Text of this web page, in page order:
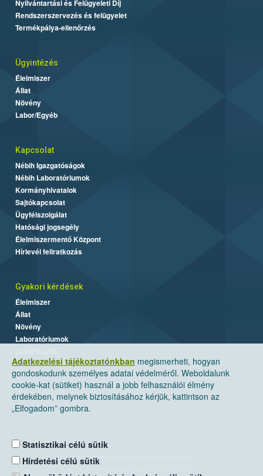
Adatkezelési tájékoztatónkban megismerheti, hogyan
gondoskodunk személyes adatai védelméről. Weboldalunk
cookie-kat (sütiket) használ a jobb felhasználói élmény
érdekében, melynek biztosításához kérjük, kattintson az
„Elfogadom” gombra.
Statisztikai célú sütik
Hirdetési célú sütik
Nyilvántartási és Felügyeleti Díj
Rendszerszervezés és felügyelet
Termékpálya-ellenőrzés
Ügyintézés
Élelmiszer
Állat
Növény
Labor/Egyéb
Kapcsolat
Nébih Igazgatóságok
Nébih Laboratóriumok
Kormányhivatalok
Sajtókapcsolat
Ügyfélszolgálat
Hatósági jogsegély
Élelmiszermentő Központ
Hírlevél feliratkozás
Gyakori kérdések
Élelmiszer
Állat
Növény
Laboratóriumok
Nemzeti Élelmiszerlánc-biztonsági Hivatal